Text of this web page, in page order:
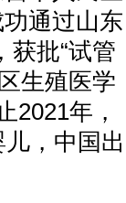
通过山东
获批“试管
生殖医学
2021年，
，中国出